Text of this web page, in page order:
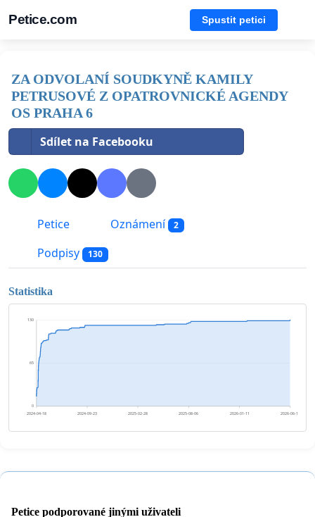
Petice.com Spustit petici
ZA ODVOLANÍ SOUDKYNĚ KAMILY
PETRUSOVÉ Z OPATROVNICKÉ AGENDY
OS PRAHA 6
Sdílet na Facebooku
Petice Oznámení 2
Podpisy 130
Statistika
0
65
130
2024-04-18 2024-09-23 2025-02-28 2025-08-06 2026-01-11 2026-06-18
Petice podporované jinými uživateli